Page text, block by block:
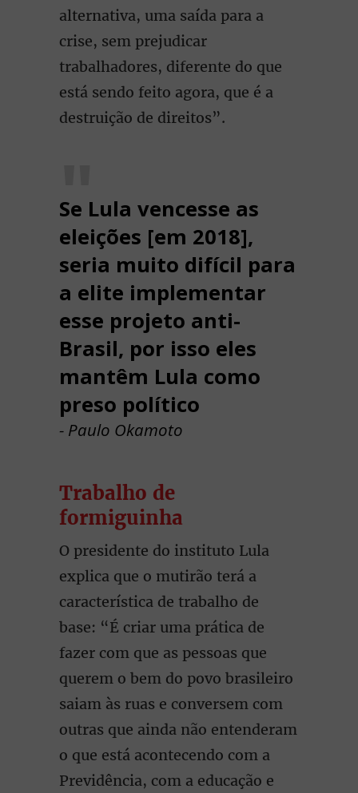
alternativa, uma saída para a
crise, sem prejudicar
trabalhadores, diferente do que
está sendo feito agora, que é a
destruição de direitos”.
Se Lula vencesse as
eleições [em 2018],
seria muito difícil para
a elite implementar
esse projeto anti-
Brasil, por isso eles
mantêm Lula como
preso político
- Paulo Okamoto
Trabalho de
formiguinha
O presidente do instituto Lula
explica que o mutirão terá a
característica de trabalho de
base: “É criar uma prática de
fazer com que as pessoas que
querem o bem do povo brasileiro
saiam às ruas e conversem com
outras que ainda não entenderam
o que está acontecendo com a
Previdência, com a educação e